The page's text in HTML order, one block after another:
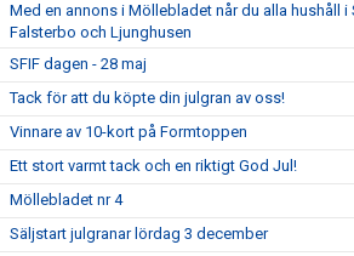
Med en annons i Möllebladet når du alla hushåll i
Falsterbo och Ljunghusen
SFIF dagen - 28 maj
Tack för att du köpte din julgran av oss!
Vinnare av 10-kort på Formtoppen
Ett stort varmt tack och en riktigt God Jul!
Möllebladet nr 4
Säljstart julgranar lördag 3 december